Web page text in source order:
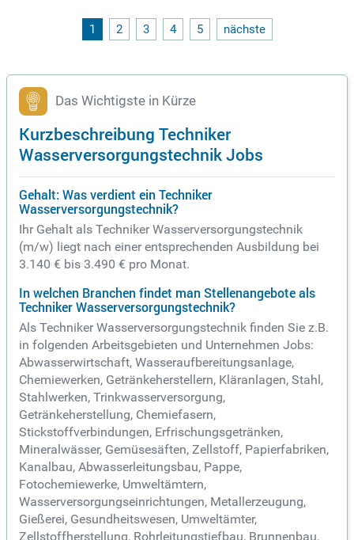
n, um eine termingerechte Projektabwicklung zu gewährleist
en. Ein abgeschlossenes Studium in Gebäudetechnik, Masc
v mit!
1 2 3 4 5 nächste
Das Wichtigste in Kürze
Kurzbeschreibung Techniker
Wasserversorgungstechnik Jobs
Gehalt: Was verdient ein Techniker
Wasserversorgungstechnik?
Ihr Gehalt als Techniker Wasserversorgungstechnik
(m/w) liegt nach einer entsprechenden Ausbildung bei
3.140 € bis 3.490 € pro Monat.
In welchen Branchen findet man Stellenangebote als
Techniker Wasserversorgungstechnik?
Als Techniker Wasserversorgungstechnik finden Sie z.B.
in folgenden Arbeitsgebieten und Unternehmen Jobs:
Abwasserwirtschaft, Wasseraufbereitungsanlage,
Chemiewerken, Getränkeherstellern, Kläranlagen, Stahl,
Stahlwerken, Trinkwasserversorgung,
Getränkeherstellung, Chemiefasern,
Stickstoffverbindungen, Erfrischungsgetränken,
Mineralwässer, Gemüsesäften, Zellstoff, Papierfabriken,
Kanalbau, Abwasserleitungsbau, Pappe,
Fotochemiewerke, Umweltämtern,
Wasserversorgungseinrichtungen, Metallerzeugung,
Gießerei, Gesundheitswesen, Umweltämter,
Zellstoffherstellung, Rohrleitungstiefbau, Brunnenbau,